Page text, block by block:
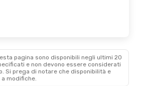
pagina sono disponibili negli ultimi 20
e non devono essere considerati
Si prega di notare che disponibilità e
modifiche.